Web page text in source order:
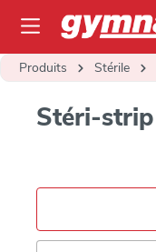
principal
Produits Stérile
Stéri-strip